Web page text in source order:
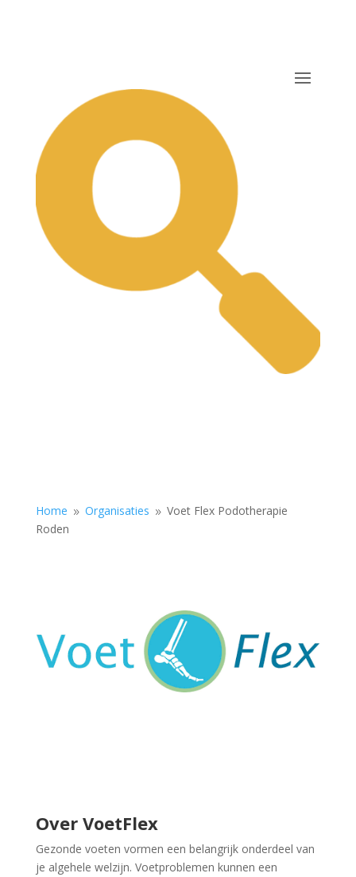
Home 9 Organisaties 9 Voet Flex Podotherapie
Roden
Over VoetFlex
Gezonde voeten vormen een belangrijk onderdeel van
je algehele welzijn. Voetproblemen kunnen een